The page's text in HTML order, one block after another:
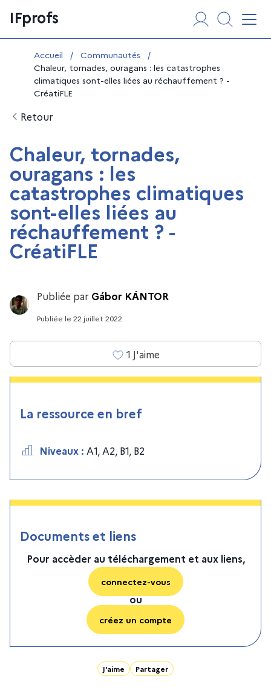
au
contenu
IFprofs
Vous êtes ici :
Accueil / Communautés
/
Chaleur, tornades, ouragans : les catastrophes
climatiques sont-elles liées au réchauffement ? -
CréatiFLE
Retour
Chaleur, tornades,
ouragans : les
catastrophes climatiques
sont-elles liées au
réchauffement ? -
CréatiFLE
Publiée par Gábor KÁNTOR
Publiée le 22 juillet 2022
1 J'aime
La ressource en bref
Niveaux : A1, A2, B1, B2
Documents et liens
Pour accèder au téléchargement et aux liens,
connectez-vous
ou
créez un compte
J'aime Partager